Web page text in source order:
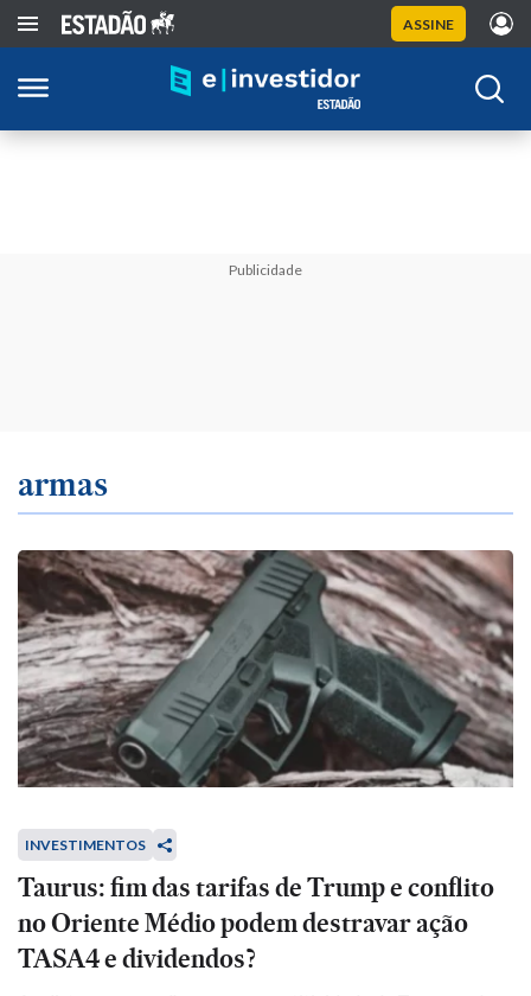
ASSINE
Publicidade
armas
INVESTIMENTOS
Taurus: fim das tarifas de Trump e conflito
no Oriente Médio podem destravar ação
TASA4 e dividendos?